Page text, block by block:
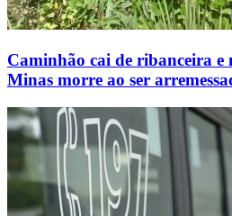
Caminhão cai de ribanceira e
Minas morre ao ser